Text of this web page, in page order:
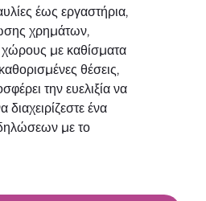
έως εργαστήρια,
χρημάτων,
χώρους με καθίσματα
θέσεις,
την ευελιξία να
διαχειρίζεστε ένα
με το